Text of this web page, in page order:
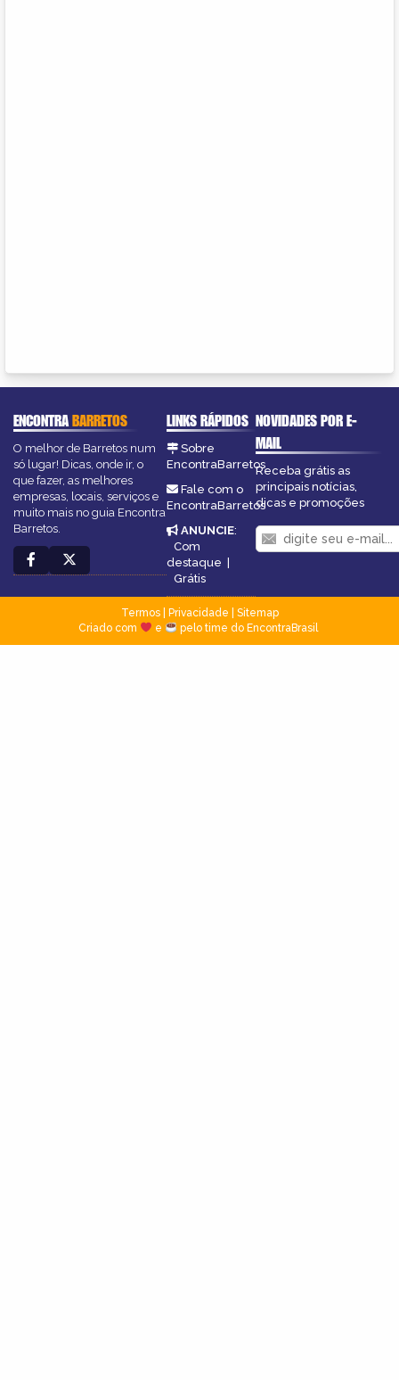
ENCONTRABARRETOS
O melhor de Barretos num
só lugar! Dicas, onde ir, o
que fazer, as melhores
empresas, locais, serviços e
muito mais no guia Encontra
Barretos.
LINKS RÁPIDOS
Sobre
EncontraBarretos
Fale com o
EncontraBarretos
ANUNCIE:
Com
destaque |
Grátis
NOVIDADES POR E-
MAIL
Receba grátis as
principais notícias,
dicas e promoções
Termos| Privacidade
Sitemap
Criado com
e pelo time do EncontraBrasil